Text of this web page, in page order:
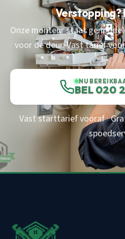
Verstopping?
Onze monteur staat
voor de deur. Vast tarief
NU
BEL 020
Vast starttarief vooraf ·